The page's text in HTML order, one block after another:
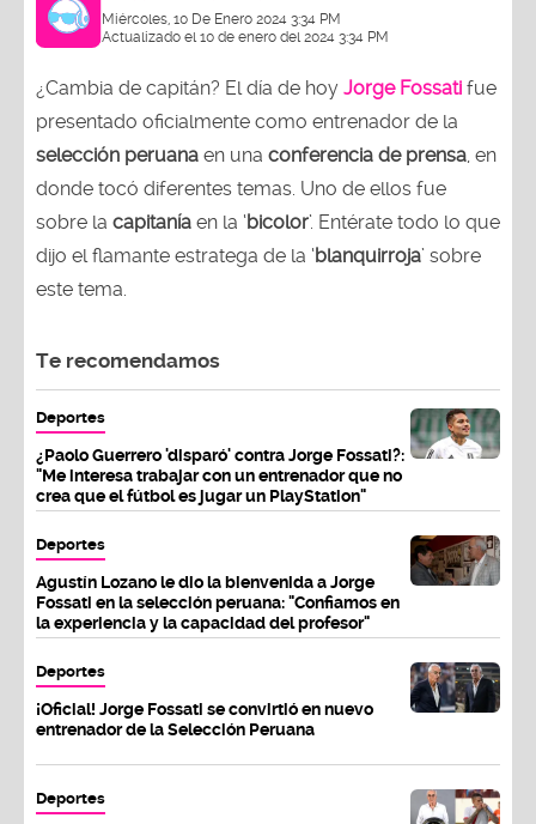
Miércoles, 10 De Enero 2024 3:34 PM
Actualizado el 10 de enero del 2024 3:34 PM
¿Cambia de capitán? El día de hoy Jorge Fossati fue
presentado oficialmente como entrenador de la
selección peruana en una conferencia de prensa , en
donde tocó diferentes temas. Uno de ellos fue
sobre la capitanía en la ‘bicolor’. Entérate todo lo que
dijo el flamante estratega de la ‘blanquirroja’ sobre
este tema.
Te recomendamos
Deportes
¿Paolo Guerrero 'disparó' contra Jorge Fossati?:
"Me interesa trabajar con un entrenador que no
crea que el fútbol es jugar un PlayStation"
Deportes
Agustín Lozano le dio la bienvenida a Jorge
Fossati en la selección peruana: "Confiamos en
la experiencia y la capacidad del profesor"
Deportes
¡Oficial! Jorge Fossati se convirtió en nuevo
entrenador de la Selección Peruana
Deportes